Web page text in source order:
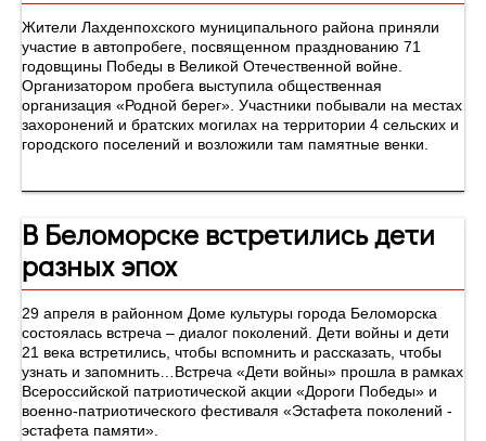
Жители Лахденпохского муниципального района приняли
участие в автопробеге, посвященном празднованию 71
годовщины Победы в Великой Отечественной войне.
Организатором пробега выступила общественная
организация «Родной берег». Участники побывали на местах
захоронений и братских могилах на территории 4 сельских и
городского поселений и возложили там памятные венки.
В Беломорске встретились дети
разных эпох
29 апреля в районном Доме культуры города Беломорска
состоялась встреча – диалог поколений. Дети войны и дети
21 века встретились, чтобы вспомнить и рассказать, чтобы
узнать и запомнить…Встреча «Дети войны» прошла в рамках
Всероссийской патриотической акции «Дороги Победы» и
военно-патриотического фестиваля «Эстафета поколений -
эстафета памяти».